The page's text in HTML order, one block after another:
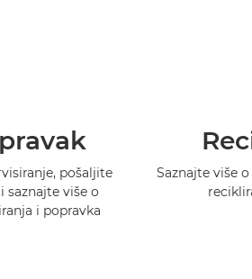
pošaljite
saznajte više o
i popravka
Saznajte više